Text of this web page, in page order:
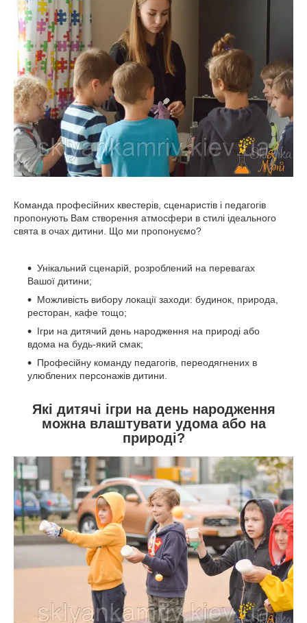
Команда професійних квестерів, сценаристів і педагогів
пропонують Вам створення атмосфери в стилі ідеального
свята в очах дитини. Що ми пропонуємо?
Унікальний сценарій, розроблений на перевагах
Вашої дитини;
Можливість вибору локації заходи: будинок, природа,
ресторан, кафе тощо;
Ігри на дитячий день народження на природі або
вдома на будь-який смак;
Професійну команду педагогів, переодягнених в
улюблених персонажів дитини.
Які дитячі ігри на день народження
можна влаштувати удома або на
природі?